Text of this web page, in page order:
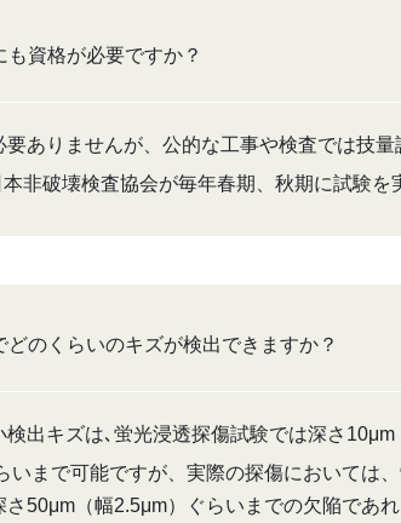
資格が必要ですか？
ありませんが、公的な工事や検査では技
非破壊検査協会が毎年春期、秋期に試験を
どのくらいのキズが検出できますか？
出キズは､蛍光浸透探傷試験では深さ
いまで可能ですが、実際の探傷においては
50μm（幅2.5μm）ぐらいまでの欠陥であれ